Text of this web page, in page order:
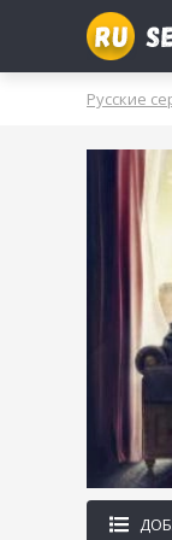
2025
РОССИЯ
Русские